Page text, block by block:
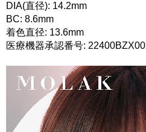
DIA(直径): 14.2mm
BC: 8.6mm
着色直径: 13.6mm
医療機器承認番号: